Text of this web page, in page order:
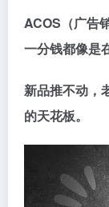
ACOS（广告
一分钱都像是
新品推不动，
的天花板。